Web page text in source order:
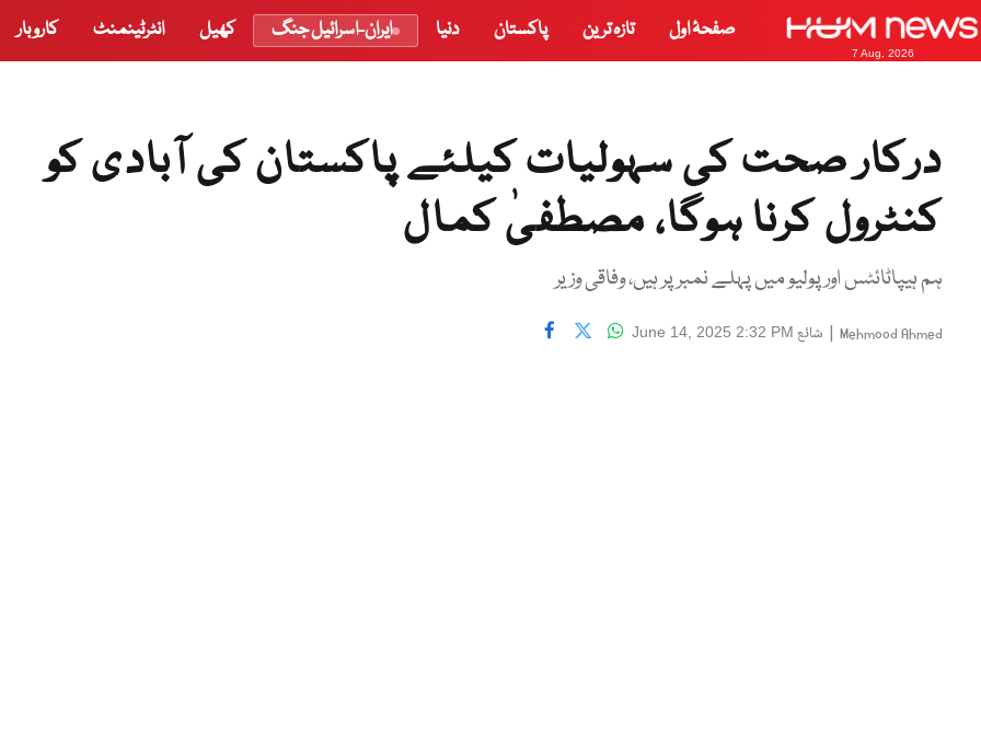
7 Aug, 2026
صفحۂ اول تازہ ترین پاکستان دنیا ایران-اسرائیل جنگ کھیل انٹرٹینمنٹ کاروبار
درکار صحت کی سہولیات کیلئے پاکستان کی آبادی کو
کنٹرول کرنا ہوگا، مصطفیٰ کمال
ہم ہیپاٹائٹس اور پولیو میں پہلے نمبر پر ہیں، وفاقی وزیر
Mehmood Ahmed
| شائع June 14, 2025 2:32 PM